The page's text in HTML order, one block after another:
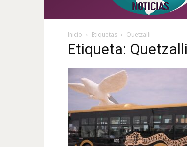
Inicio Etiquetas Quetzalli
Etiqueta: Quetzalli